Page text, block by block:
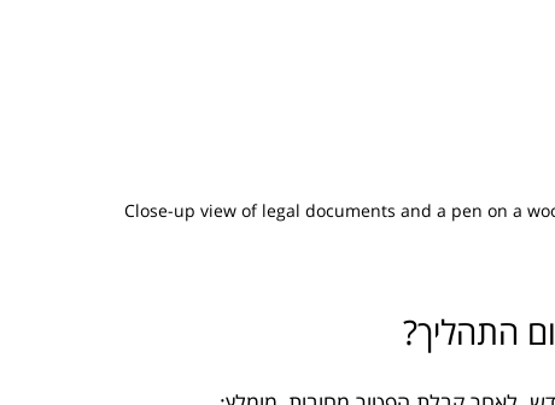
Close-up view of legal documents and a pen on a
התהליך?